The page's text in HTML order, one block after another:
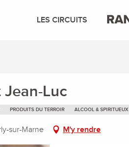
LES CIRCUITS
Luc
PRODUITS DU TERROIR ALCOOL & SPIRITUEUX
sur-Marne M'y rendre